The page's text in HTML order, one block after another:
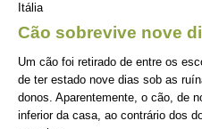
Itália
Cão sobrevive nove
Um cão foi retirado de entre os
de ter estado nove dias sob as
donos. Aparentemente, o cão, de
inferior da casa, ao contrário dos